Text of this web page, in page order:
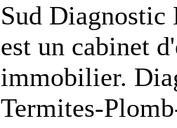
Sud
est un cabinet
immobilier.
Termites-